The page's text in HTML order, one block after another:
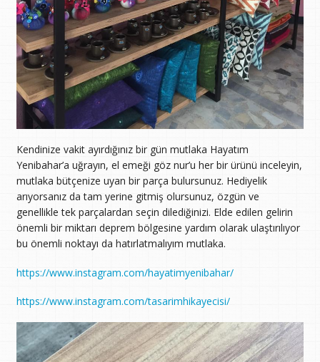
Kendinize vakit ayırdığınız bir gün mutlaka Hayatım
Yenibahar’a uğrayın, el emeği göz nur’u her bir ürünü inceleyin,
mutlaka bütçenize uyan bir parça bulursunuz. Hediyelik
arıyorsanız da tam yerine gitmiş olursunuz, özgün ve
genellikle tek parçalardan seçin dilediğinizi. Elde edilen gelirin
önemli bir miktarı deprem bölgesine yardım olarak ulaştırılıyor
bu önemli noktayı da hatırlatmalıyım mutlaka.
https://www.instagram.com/hayatimyenibahar/
https://www.instagram.com/tasarimhikayecisi/